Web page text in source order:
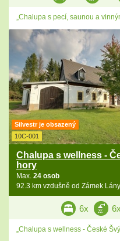
„Chalupa s pecí, saunou a
Silvestr je obsazený
10C-001
Chalupa s wellness -
hory
Max. 24 osob
92.3 km vzdušně od Zámek Lány
6x 6x
„Chalupa s wellness - České